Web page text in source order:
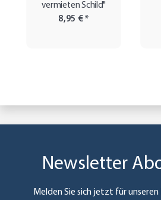
vermieten Schild"
8,95 €*
Newsletter
Melden Sie sich jetzt für